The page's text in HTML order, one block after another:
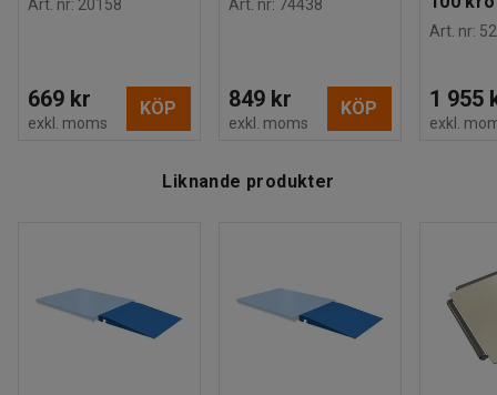
Art. nr: 20158
669 kr
exkl. moms
KÖP
Art. nr: 74438
849 kr
exkl. moms
KÖP
Art. nr:
1 955
exkl.
Liknande produkter